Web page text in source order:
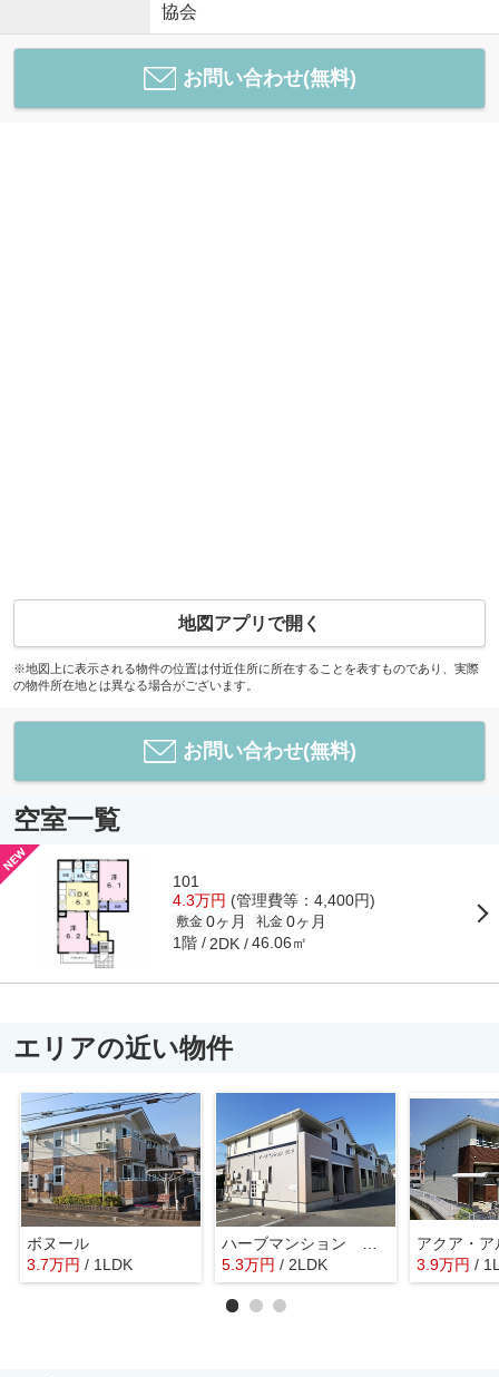
協会
お問い合わせ(無料)
地図アプリで開く
※地図上に表示される物件の位置は付近住所に所在することを表すものであり、実際
の物件所在地とは異なる場合がございます。
お問い合わせ(無料)
空室一覧
101
4.3万円 (管理費等：4,400円)
敷金 0ヶ月 礼金 0ヶ月
1階 2DK 46.06㎡
エリアの近い物件
ボヌール
3.7万円 / 1LDK
5.3万円 / 2LDK
アクア・ア
3.9万円 /